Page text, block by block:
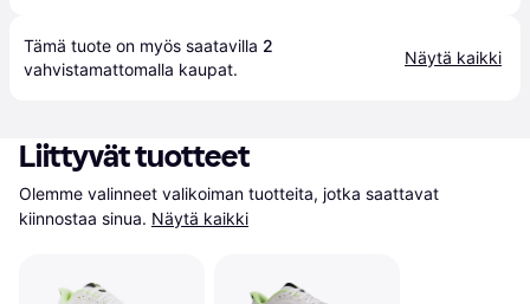
Tämä tuote on myös saatavilla 2
vahvistamattomalla kaupat.
Näytä kaikki
Liittyvät tuotteet
Olemme valinneet valikoiman tuotteita, jotka saattavat
kiinnostaa sinua. Näytä kaikki